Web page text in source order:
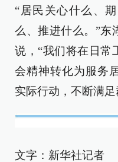
“居民关心什么、
么、推进什么。”东
说，“我们将在日常
会精神转化为服务
实际行动，不断满
文字：新华社记者